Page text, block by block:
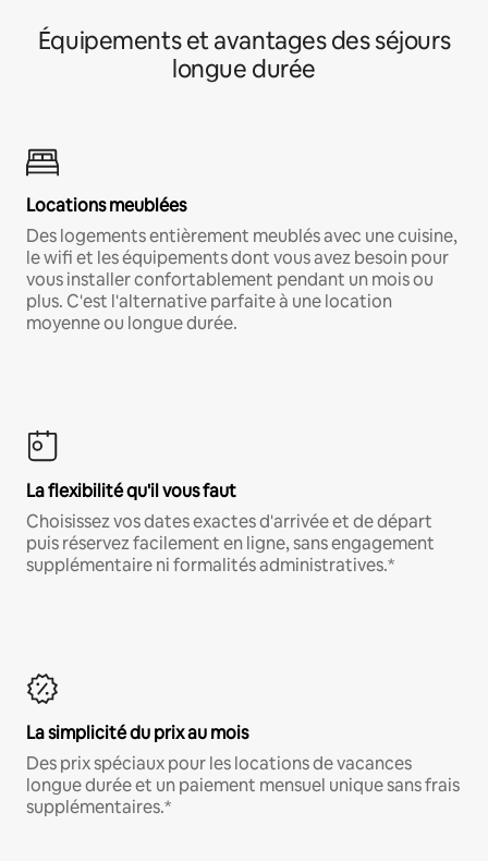
Équipements et avantages des séjours
longue durée
Locations meublées
Des logements entièrement meublés avec une cuisine,
le wifi et les équipements dont vous avez besoin pour
vous installer confortablement pendant un mois ou
plus. C'est l'alternative parfaite à une location
moyenne ou longue durée.
La flexibilité qu'il vous faut
Choisissez vos dates exactes d'arrivée et de départ
puis réservez facilement en ligne, sans engagement
supplémentaire ni formalités administratives.*
La simplicité du prix au mois
Des prix spéciaux pour les locations de vacances
longue durée et un paiement mensuel unique sans frais
supplémentaires.*